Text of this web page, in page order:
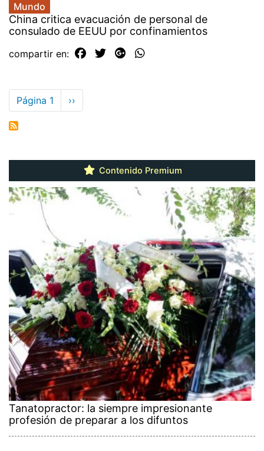
Mundo
China critica evacuación de personal de
consulado de EEUU por confinamientos
compartir en:
Paginación
Página 1
Siguiente
página
››
Contenido Premium
Tanatopractor: la siempre impresionante
profesión de preparar a los difuntos